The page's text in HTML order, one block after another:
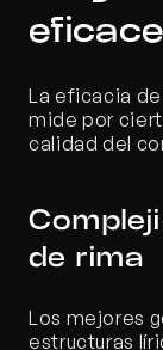
La eficacia
mide por
calidad del
de rima
Los mejores
estructuras